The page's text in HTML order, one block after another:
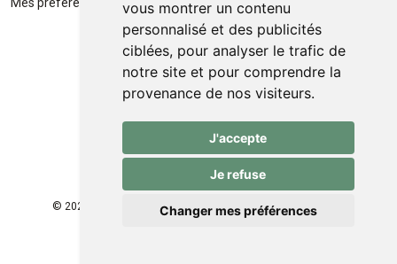
vous montrer un contenu
personnalisé et des publicités
ciblées, pour analyser le trafic de
notre site et pour comprendre la
provenance de nos visiteurs.
J'accepte
Je refuse
Changer mes préférences
Mes préférences Cookies
Livraison cyclo-urbaines à Liège
avec :
Service professionnel et
écologique de livraisons rapides
et fiables.
© 2026 Pharmacie des Franchises
Tous droits réservés